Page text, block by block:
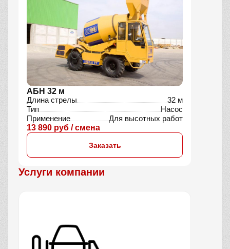
АБН 32 м
Длина стрелы
32 м
Тип
Насос
Применение
Для высотных работ
13 890 руб / смена
Заказать
Услуги компании